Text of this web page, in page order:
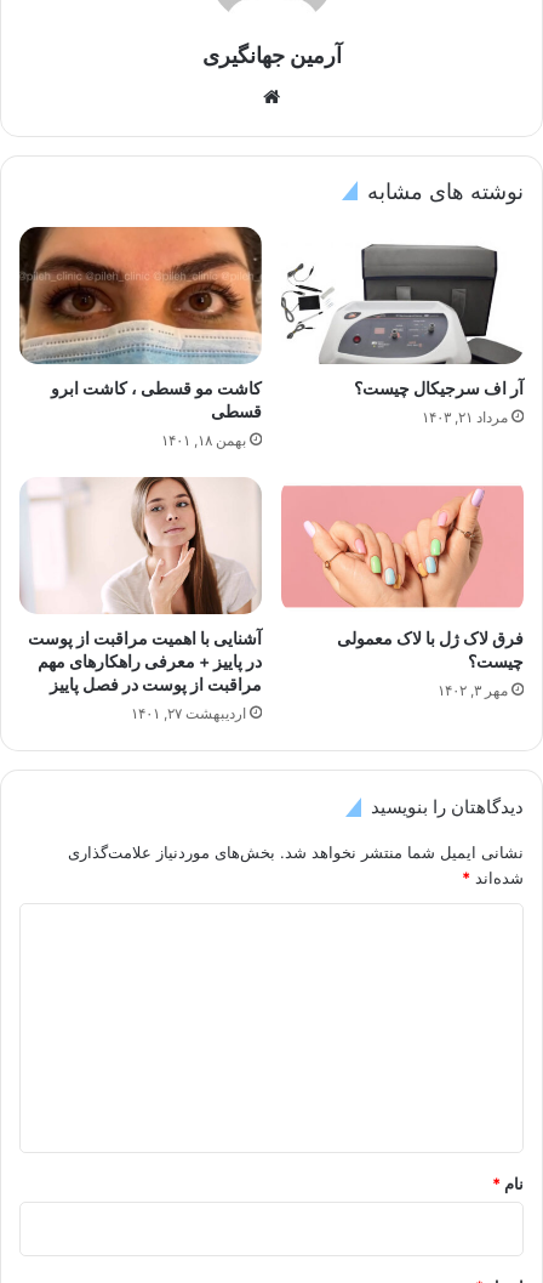
آرمین جهانگیری
نوشته های مشابه
آر اف سرجیکال چیست؟
مرداد ۲۱, ۱۴۰۳
کاشت مو قسطی ، کاشت ابرو
قسطی
بهمن ۱۸, ۱۴۰۱
فرق لاک ژل با لاک معمولی
چیست؟
مهر ۳, ۱۴۰۲
آشنایی با اهمیت مراقبت از پوست
در پاییز + معرفی راهکارهای مهم
مراقبت از پوست در فصل پاییز
اردیبهشت ۲۷, ۱۴۰۱
دیدگاهتان را بنویسید
نشانی ایمیل شما منتشر نخواهد شد. بخش‌های موردنیاز علامت‌گذاری
شده‌اند *
نام *